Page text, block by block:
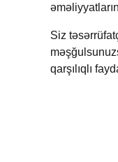
Siz
qarşılıqlı